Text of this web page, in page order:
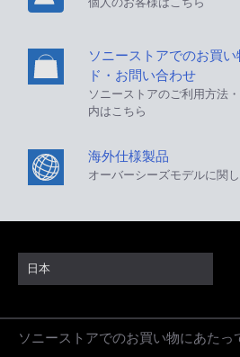
ソニーストアでのお買
ド・お問い合わせ
ソニーストアのご利用方法
内はこちら
海外仕様製品
オーバーシーズモデルに関
日本
ソニーストアでのお買い物にあたっ